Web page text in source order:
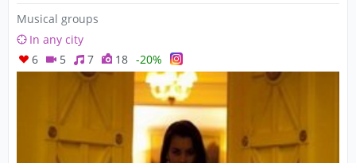
Musical groups
In any city
6
5 7 18 -20%